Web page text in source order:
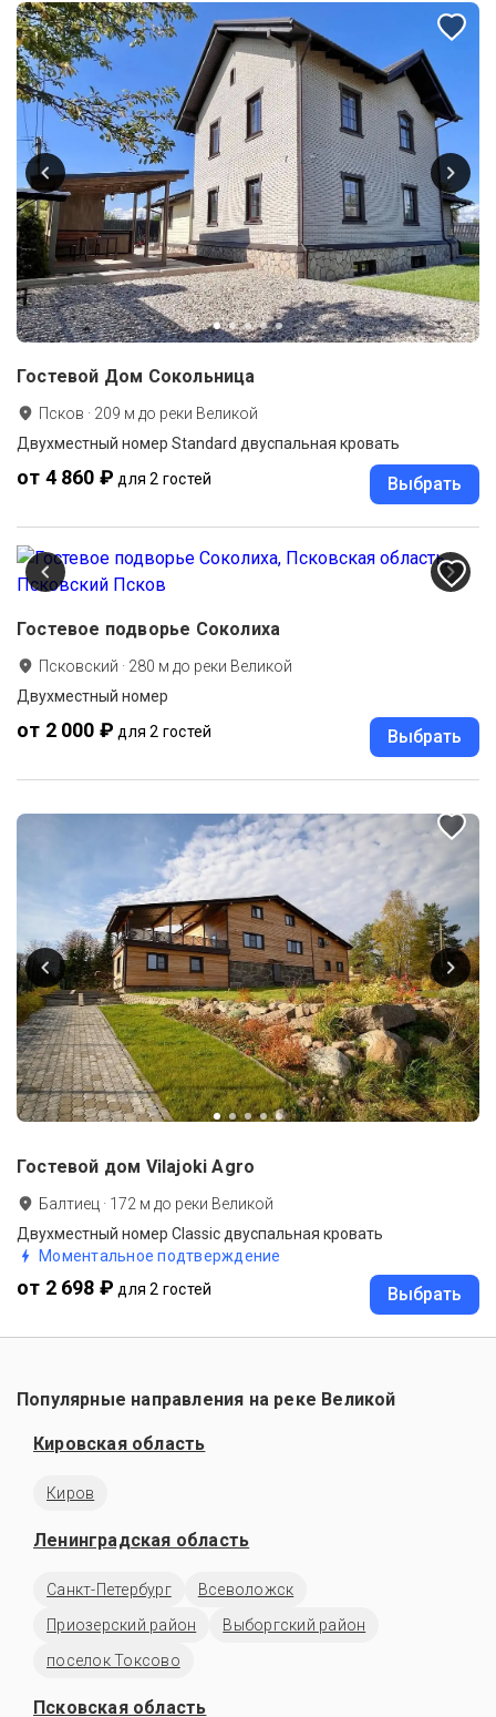
Гостевой Дом Сокольница
Псков · 209 м до реки Великой
Двухместный номер Standard двуспальная кровать
от 4 860 ₽ для 2 гостей Выбрать
Гостевое подворье Соколиха
Псковский · 280 м до реки Великой
Двухместный номер
от 2 000 ₽ для 2 гостей Выбрать
Гостевой дом Vilajoki Agro
Балтиец · 172 м до реки Великой
Двухместный номер Classic двуспальная кровать
Моментальное подтверждение
от 2 698 ₽ для 2 гостей Выбрать
Популярные направления на реке Великой
Кировская область
Киров
Ленинградская область
Санкт-Петербург
Всеволожск
Приозерский район
Выборгский район
поселок Токсово
Псковская область